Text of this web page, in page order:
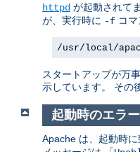
httpd が起動されて
が、実行時に -f コ
/usr/local/
スタートアップが万
示しています。 その
起動時のエラー
Apache は、起動時